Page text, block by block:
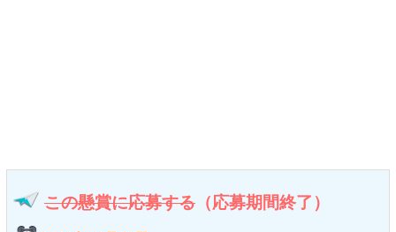
この懸賞に応募する （応募期間終了）